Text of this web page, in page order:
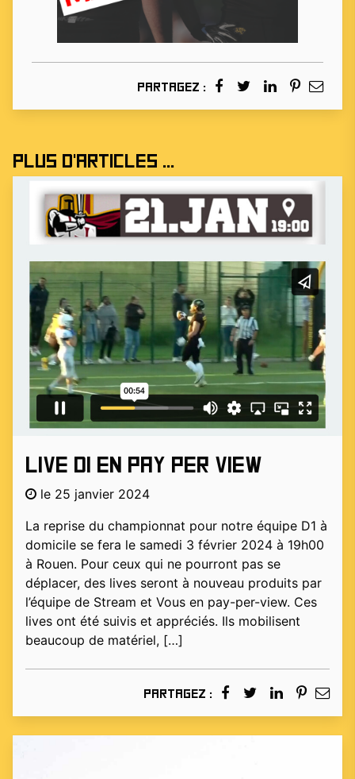
Partagez :
Plus d'articles ...
Live D1 en pay per view
le 25 janvier 2024
La reprise du championnat pour notre équipe D1 à
domicile se fera le samedi 3 février 2024 à 19h00
à Rouen. Pour ceux qui ne pourront pas se
déplacer, des lives seront à nouveau produits par
l’équipe de Stream et Vous en pay-per-view. Ces
lives ont été suivis et appréciés. Ils mobilisent
beaucoup de matériel, […]
Partagez :